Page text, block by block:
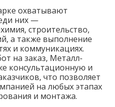
охватывают
них —
строительство,
а также выполнение
и коммуникациях.
на заказ, Металл-
консультационную и
что позволяет
на любых этапах
и монтажа.